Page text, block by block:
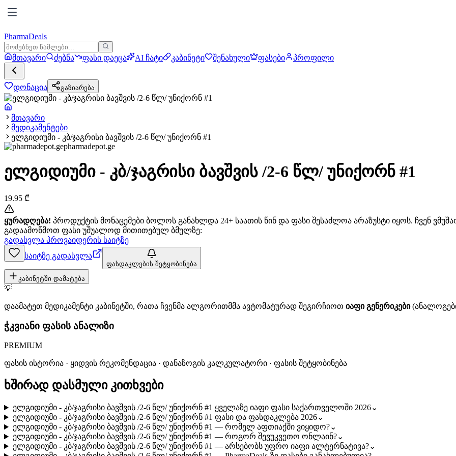
PharmaDeals
მთავარი ძებნა ფასი დაეცა AI ჩატი კაბინეტი შენახული ფასები პროფილი
დონაცია გაზიარება
მთავარი
მედიკამენტები
ელგიდიუმი - კბ/ჯაგრისი ბავშვის /2-6 წლ/ უნიქორნ #1
pharmadepot.ge
ელგიდიუმი - კბ/ჯაგრისი ბავშვის /2-6 წლ/ უნიქორნ #1
19.95 ₾
ყურადღება! პროდუქტის მონაცემები ბოლოს განახლდა 24+ საათის წინ და ფასი შესაძლოა არაზუსტი იყოს. ჩვენ
გადაამოწმოთ ფასი უშუალოდ მითითებულ ბმულზე:
გადასვლა პროვაიდერის საიტზე
საიტზე გადასვლა
ფასდაკლების შეტყობინება
კაბინეტში დამატება
💡
დაამატეთ მედიკამენტი კაბინეტში, რათა ჩვენმა ალგორითმმა ავტომატურად შეგირჩიოთ იაფი გენერიკები
ჭკვიანი ფასის ანალიზი
PREMIUM
ფასის ისტორია · ყიდვის რეკომენდაცია · დანაზოგის კალკულატორი · ფასის შეტყობინება
ხშირად დასმული კითხვები
ელგიდიუმი - კბ/ჯაგრისი ბავშვის /2-6 წლ/ უნიქორნ #1 ყველაზე იაფი ფასი საქართველოში 2026⌄
ელგიდიუმი - კბ/ჯაგრისი ბავშვის /2-6 წლ/ უნიქორნ #1 ფასი და ფასდაკლება 2026⌄
ელგიდიუმი - კბ/ჯაგრისი ბავშვის /2-6 წლ/ უნიქორნ #1 — რომელ აფთიაქში ვიყიდო?⌄
ელგიდიუმი - კბ/ჯაგრისი ბავშვის /2-6 წლ/ უნიქორნ #1 — როგორ შევუკვეთო ონლაინ?⌄
ელგიდიუმი - კბ/ჯაგრისი ბავშვის /2-6 წლ/ უნიქორნ #1 — არსებობს უფრო იაფი ალტერნატივა?⌄